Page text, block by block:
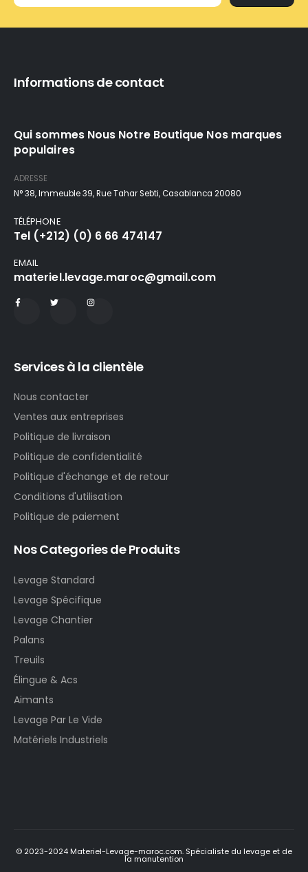
Informations de contact
Qui sommes Nous Notre Boutique Nos marques
populaires
ADRESSE
N° 38, Immeuble 39, Rue Tahar Sebti, Casablanca 20080
TÉLÉPHONE
Tel (+212) (0) 6 66 474147
EMAIL
materiel.levage.maroc@gmail.com
Services à la clientèle
Nous contacter
Ventes aux entreprises
Politique de livraison
Politique de confidentialité
Politique d'échange et de retour
Conditions d'utilisation
Politique de paiement
Nos Categories de Produits
Levage Standard
Levage Spécifique
Levage Chantier
Palans
Treuils
Élingue & Acs
Aimants
Levage Par Le Vide
Matériels Industriels
© 2023-2024 Materiel-Levage-maroc.com. Spécialiste du levage et de
la manutention